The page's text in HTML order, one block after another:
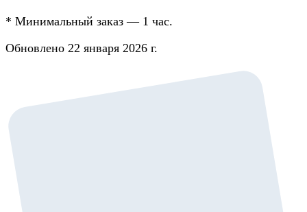
* Минимальный заказ — 1 час.
Обновлено 22 января 2026 г.